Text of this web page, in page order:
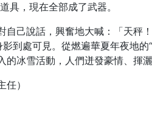
具，現在全部成了武器。
己說話，興奮地大喊：「天秤
到處可見。從燃遍華夏年夜地
冰雪活動，人們迸發豪情、揮
）